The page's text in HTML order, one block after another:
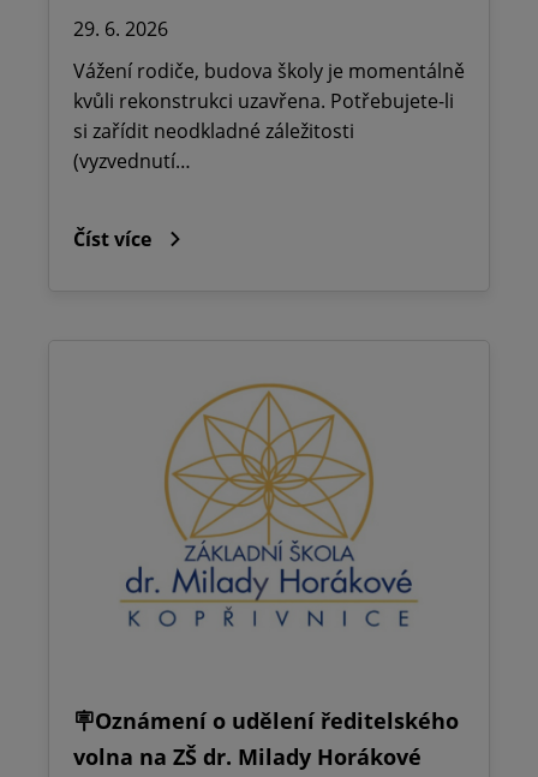
29. 6. 2026
Vážení rodiče, budova školy je momentálně
kvůli rekonstrukci uzavřena. Potřebujete-li
si zařídit neodkladné záležitosti
(vyzvednutí…
Číst více
🪧Oznámení o udělení ředitelského
volna na ZŠ dr. Milady Horákové